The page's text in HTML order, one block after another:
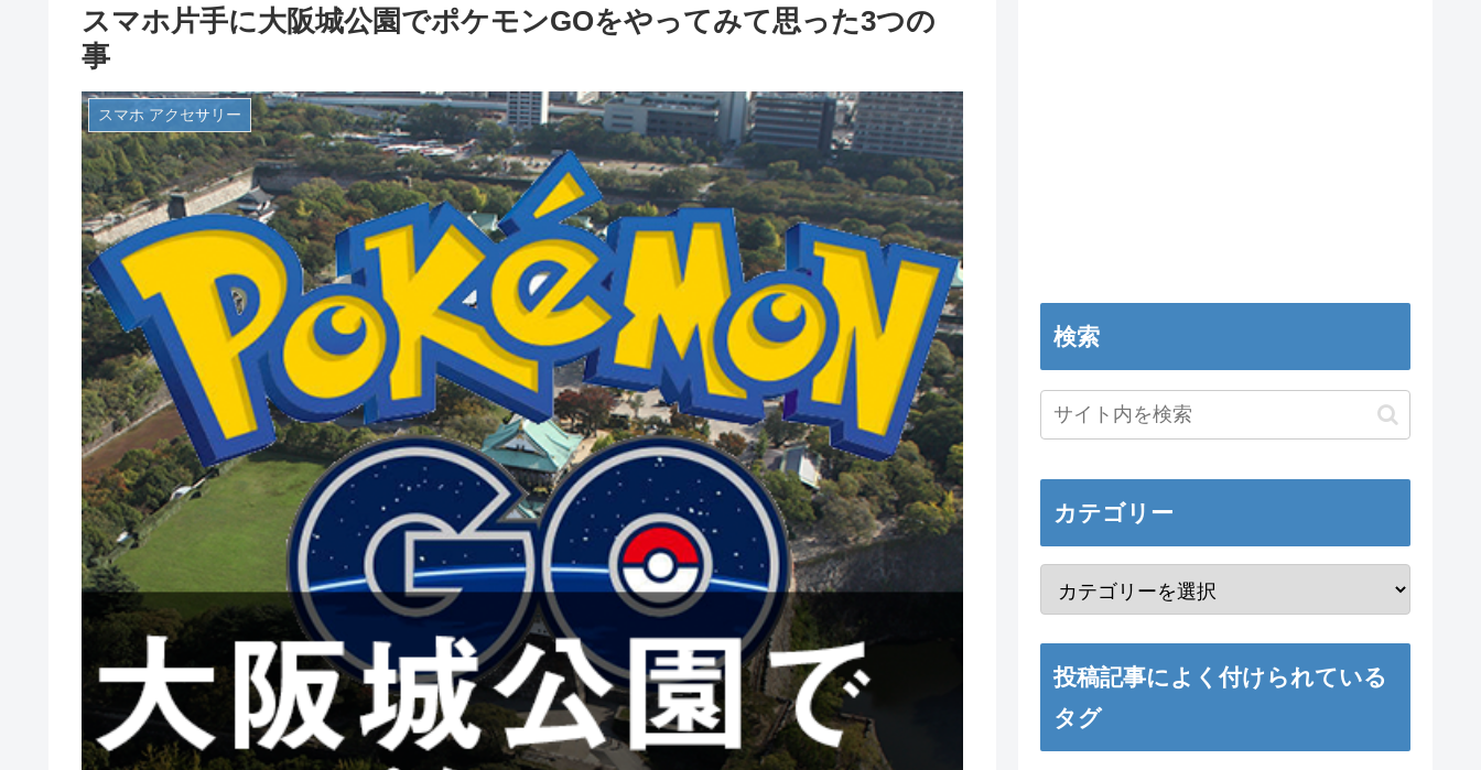
スマホ片手に大阪城公園でポケモンGOをやってみて思った3つの
事
スマホ アクセサリー
検索
カテゴリー
投稿記事によく付けられている
タグ